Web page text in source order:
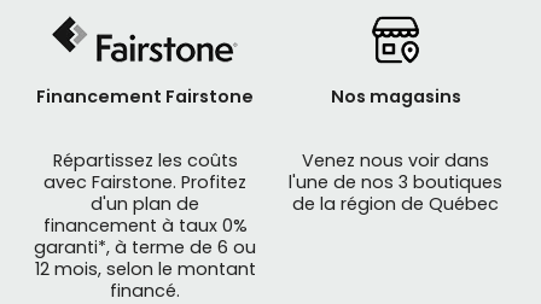
Financement Fairstone
Répartissez les coûts
avec Fairstone. Profitez
d'un plan de
financement à taux 0%
garanti*, à terme de 6 ou
12 mois, selon le montant
financé.
Nos magasins
Venez nous voir dans
l'une de nos 3 boutiques
de la région de Québec